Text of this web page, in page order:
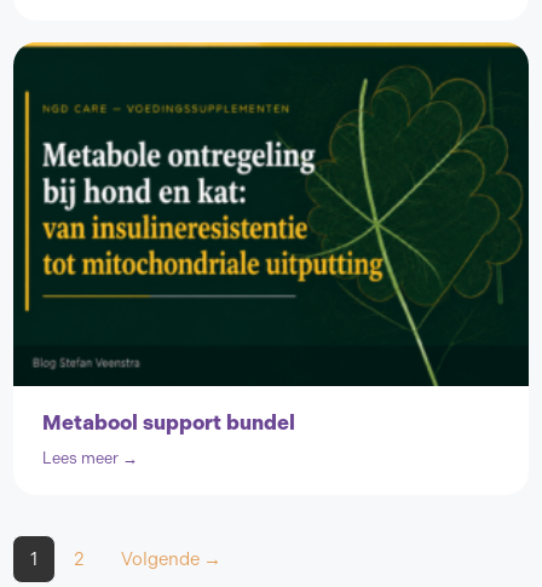
Metabool support bundel
Lees meer →
1 2 Volgende →